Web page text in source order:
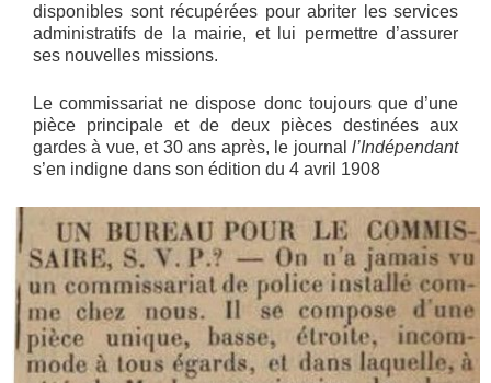
disponibles sont récupérées pour abriter les services
administratifs de la mairie, et lui permettre d’assurer
ses nouvelles missions.
Le commissariat ne dispose donc toujours que d’une
pièce principale et de deux pièces destinées aux
gardes à vue, et 30 ans après, le journal l’Indépendant
s’en indigne dans son édition du 4 avril 1908